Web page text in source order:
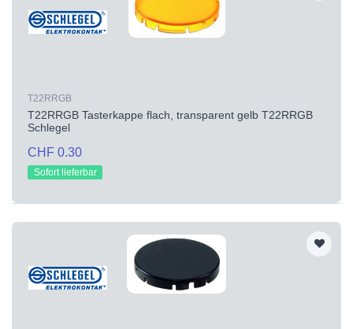
T22RRGB
T22RRGB Tasterkappe flach, transparent gelb T22RRGB
Schlegel
CHF 0.30
Sofort lieferbar